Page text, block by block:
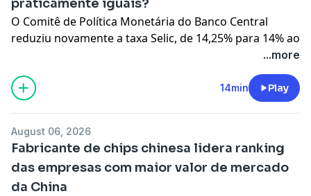
praticamente iguais?
O Comitê de Política Monetária do Banco Central
reduziu novamente a taxa Selic, de 14,25% para 14% ao
ano. A decisão já movimentou o mercado financeiro,
mas muita gente faz a mesma pergunta: se os juros
caíram, por que o meu financiamento, o cartão de
crédito e até o custo de vida continuam praticamente
econômico e explica a demora entre a decisão do
Copom e o impacto no dia a dia. Ouça!
Learn more about your ad choices. Visit
megaphone.fm/adchoices
...more
14min Play
August 06, 2026
Fabricante de chips chinesa lidera ranking
das empresas com maior valor de mercado
da China